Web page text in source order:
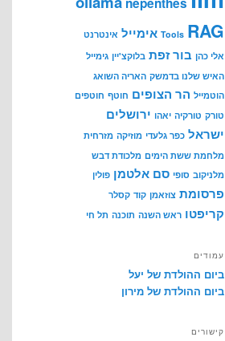
RAG
Tools אימייל אינטרנט
אלי כהן בור זפת בלוקצ'יין גימייל
האיש שלנו בדמשק האריה השואג
הוטמייל הר הצופים חוטף חוטפים
טורק טורקיה יאהו ירושלים
ישראל כפר גלעדי מוזיקה מזרחית
מלחמת ששת הימים מלכודת דבש
מלניקוב סופי סם אלטמן פולין
פרסומת צוזאמן קוד קסלר
קריפטו ראש השנה תוכנה תל חי
עמודים
ביום ההולדת של יעל
ביום ההולדת של מירון
קישורים